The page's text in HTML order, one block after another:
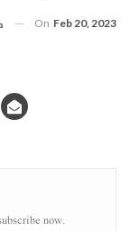
On Feb 20, 2023
now.